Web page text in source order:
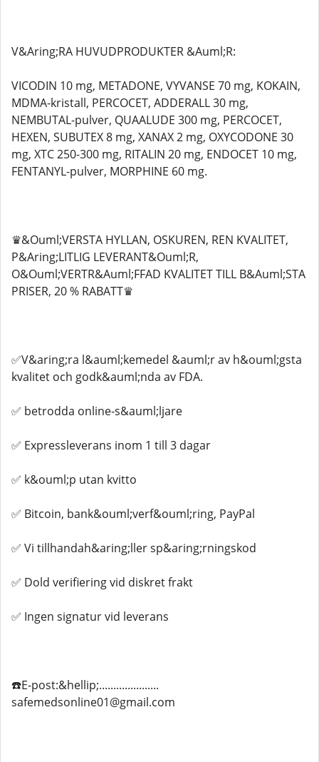
V&Aring;RA HUVUDPRODUKTER &Auml;R:
VICODIN 10 mg, METADONE, VYVANSE 70 mg, KOKAIN,
MDMA-kristall, PERCOCET, ADDERALL 30 mg,
NEMBUTAL-pulver, QUAALUDE 300 mg, PERCOCET,
HEXEN, SUBUTEX 8 mg, XANAX 2 mg, OXYCODONE 30
mg, XTC 250-300 mg, RITALIN 20 mg, ENDOCET 10 mg,
FENTANYL-pulver, MORPHINE 60 mg.
♛&Ouml;VERSTA HYLLAN, OSKUREN, REN KVALITET,
P&Aring;LITLIG LEVERANT&Ouml;R,
O&Ouml;VERTR&Auml;FFAD KVALITET TILL B&Auml;STA
PRISER, 20 % RABATT♛
✅V&aring;ra l&auml;kemedel &auml;r av h&ouml;gsta
kvalitet och godk&auml;nda av FDA.
✅ betrodda online-s&auml;ljare
✅ Expressleverans inom 1 till 3 dagar
✅ k&ouml;p utan kvitto
✅ Bitcoin, bank&ouml;verf&ouml;ring, PayPal
✅ Vi tillhandah&aring;ller sp&aring;rningskod
✅ Dold verifiering vid diskret frakt
✅ Ingen signatur vid leverans
☎️E-post:&hellip;.....................
safemedsonline01@gmail.com